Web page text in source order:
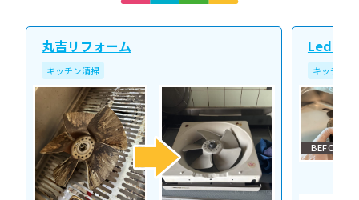
丸吉リフォーム
キッチン清掃
Ledope
キッチン清
BEFORE